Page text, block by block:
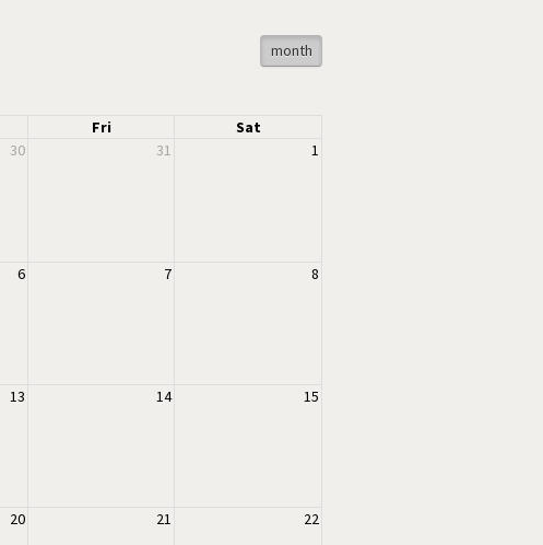
month
Fri
Sat
30 31 1
6 7 8
13 14 15
20 21 22